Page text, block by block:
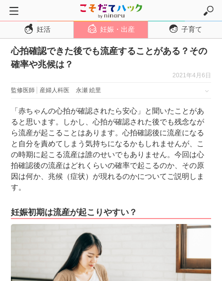
トップページ
妊活
妊娠・出産
妊娠中期
妊娠後期
出産
子育て・育児
２歳児
妊活 妊娠・出産 子育て
心拍確認できた後でも流産することがある？その
確率や兆候は？
2021年4月6日
監修医師 産婦人科医 永瀬 絵里
「赤ちゃんの心拍が確認されたら安心」と聞いたことがあ
ると思います。しかし、心拍が確認された後でも残念なが
ら流産が起こることはあります。心拍確認後に流産になる
と自分を責めてしまう気持ちになるかもしれませんが、こ
の時期に起こる流産は誰のせいでもありません。今回は心
拍確認後の流産はどれくらいの確率で起こるのか、その原
因は何か、兆候（症状）が現れるのかについてご説明しま
す。
妊娠初期は流産が起こりやすい？